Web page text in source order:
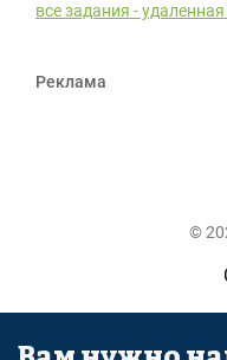
все задания -
Реклама
©